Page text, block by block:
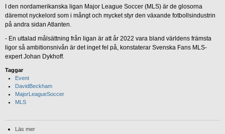
I den nordamerikanska ligan Major League Soccer (MLS) är de glosorna
däremot nyckelord som i mångt och mycket styr den växande fotbollsindustrin
på andra sidan Atlanten.
- En uttalad målsättning från ligan är att år 2022 vara bland världens främsta
ligor så ambitionsnivån är det inget fel på, konstaterar Svenska Fans MLS-
expert Johan Dykhoff.
Taggar
Event
DavidBeckham
MajorLeagueSoccer
MLS
Läs mer